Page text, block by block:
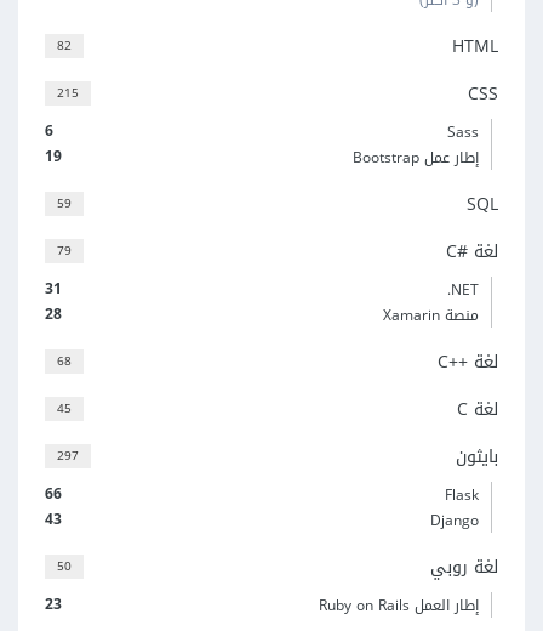
82 HTML
215 CSS
6
Sass
19
إطار عمل Bootstrap
59 SQL
79 لغة C#‎
31
‎.NET
28
منصة Xamarin
68 لغة C++‎
45 لغة C
297 بايثون
66
Flask
43
Django
50 لغة روبي
23 إطار العمل Ruby on Rails